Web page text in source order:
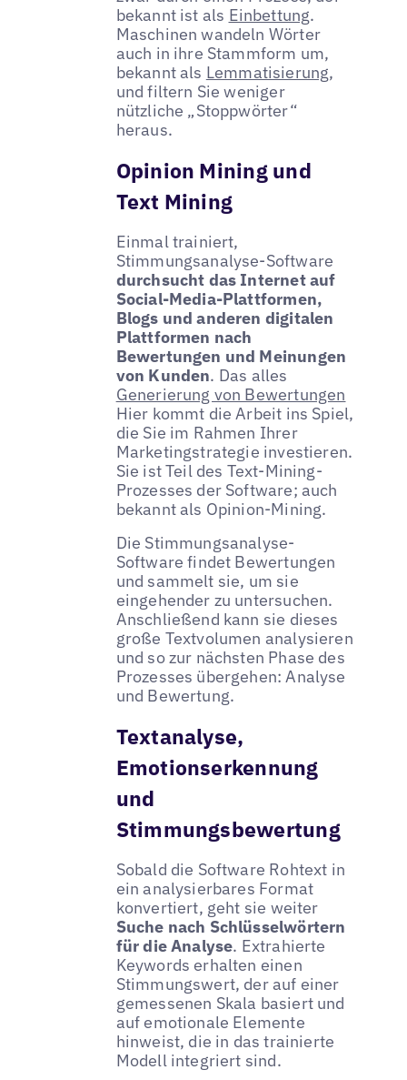
bekannt ist als Einbettung.
Maschinen wandeln Wörter
auch in ihre Stammform um,
bekannt als Lemmatisierung,
und filtern Sie weniger
nützliche „Stoppwörter“
heraus.
Opinion Mining und
Text Mining
Einmal trainiert,
Stimmungsanalyse-Software
durchsucht das Internet auf
Social-Media-Plattformen,
Blogs und anderen digitalen
Plattformen nach
Bewertungen und Meinungen
von Kunden. Das alles
Generierung von Bewertungen
Hier kommt die Arbeit ins Spiel,
die Sie im Rahmen Ihrer
Marketingstrategie investieren.
Sie ist Teil des Text-Mining-
Prozesses der Software; auch
bekannt als Opinion-Mining.
Die Stimmungsanalyse-
Software findet Bewertungen
und sammelt sie, um sie
eingehender zu untersuchen.
Anschließend kann sie dieses
große Textvolumen analysieren
und so zur nächsten Phase des
Prozesses übergehen: Analyse
und Bewertung.
Textanalyse,
Emotionserkennung
und
Stimmungsbewertung
Sobald die Software Rohtext in
ein analysierbares Format
konvertiert, geht sie weiter
Suche nach Schlüsselwörtern
für die Analyse. Extrahierte
Keywords erhalten einen
Stimmungswert, der auf einer
gemessenen Skala basiert und
auf emotionale Elemente
hinweist, die in das trainierte
Modell integriert sind.